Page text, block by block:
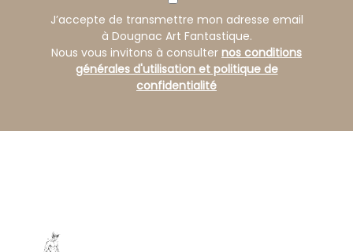
J’accepte de transmettre mon adresse email
à Dougnac Art Fantastique.
Nous vous invitons à consulter nos conditions
générales d'utilisation et politique de
confidentialité